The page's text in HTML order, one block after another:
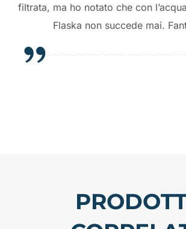
filtrata, ma ho notato che con
Flaska non succede mai.